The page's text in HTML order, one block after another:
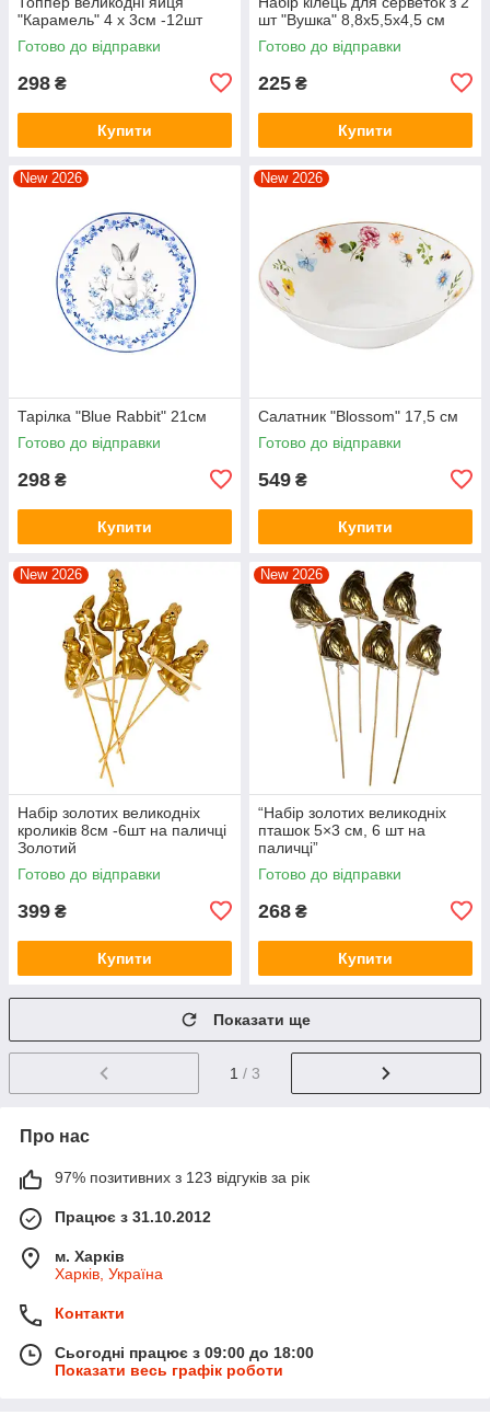
"Карамель" 4 х 3см -12шт
Готово до відправки
298 ₴
Купити
шт "Вушка" 8,8х5,5х4,5 см
Готово до відправки
225 ₴
Купити
New 2026
Тарілка "Blue Rabbit" 21см
Готово до відправки
298 ₴
Купити
New 2026
Салатник "Blossom" 17,5 см
Готово до відправки
549 ₴
Купити
New 2026
Набір золотих великодніх
кроликів 8см -6шт на паличці
Золотий
Готово до відправки
399 ₴
Купити
New 2026
“Набір золотих великодніх
пташок 5×3 см, 6 шт на
паличці”
Готово до відправки
268 ₴
Купити
Показати ще
1 / 3
Про нас
97% позитивних з 123 відгуків за рік
Працює з 31.10.2012
м. Харків
Харків, Україна
Контакти
Сьогодні працює з 09:00 до 18:00
Показати весь графік роботи